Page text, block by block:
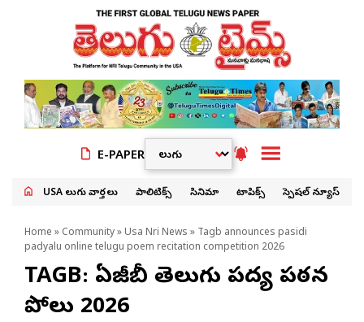
E-PAPER
USA తెలుగు వార్తలు పాలిటిక్స్ సినిమా టాపిక్స్ స్పెషల్ న్యూస్
Home » Community» Usa Nri News » Tagb announces pasidi
padyalu online telugu poem recitation competition 2026
TAGB: టీఏజీబీ తెలుగు పద్య పఠన
పోటీలు 2026